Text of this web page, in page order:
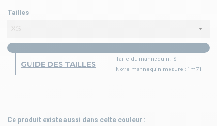
Tailles
GUIDE DES TAILLES
Taille du mannequin : S
Notre mannequin mesure : 1m71
Ce produit existe aussi dans cette couleur :